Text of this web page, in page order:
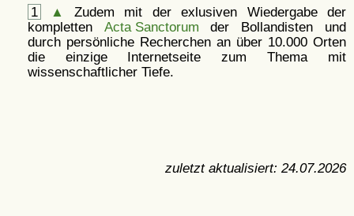
1 ▲
Zudem mit der exlusiven Wiedergabe der
kompletten Acta Sanctorum der Bollandisten und
durch persönliche Recherchen an über 10.000 Orten
die einzige Internetseite zum Thema mit
wissenschaftlicher Tiefe.
zuletzt aktualisiert: 24.07.2026